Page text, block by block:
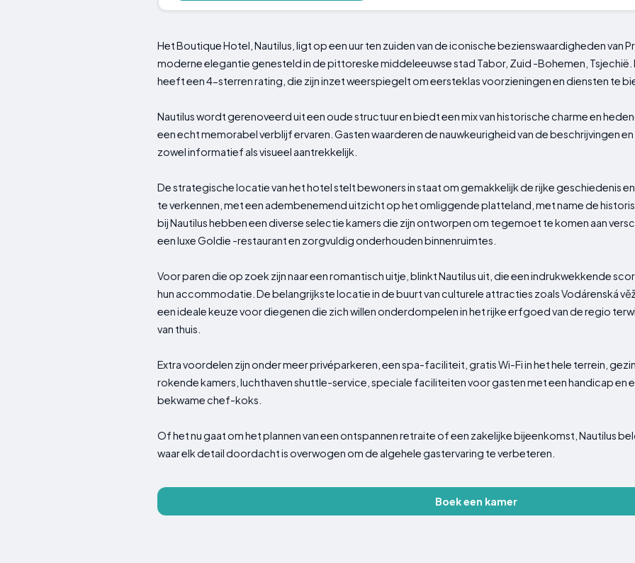
Het Boutique Hotel, Nautilus, ligt op een uur ten zuiden van de iconische bezienswaardigheden van
moderne elegantie genesteld in de pittoreske middeleeuwse stad Tabor, Zuid -Bohemen,
heeft een 4-sterren rating, die zijn inzet weerspiegelt om eersteklas voorzieningen en diensten te
Nautilus wordt gerenoveerd uit een oude structuur en biedt een mix van historische charme en
een echt memorabel verblijf ervaren. Gasten waarderen de nauwkeurigheid van de beschrijvingen
zowel informatief als visueel aantrekkelijk.
De strategische locatie van het hotel stelt bewoners in staat om gemakkelijk de rijke geschiedenis
te verkennen, met een adembenemend uitzicht op het omliggende platteland, met name de
bij Nautilus hebben een diverse selectie kamers die zijn ontworpen om tegemoet te komen aan
een luxe Goldie -restaurant en zorgvuldig onderhouden binnenruimtes.
Voor paren die op zoek zijn naar een romantisch uitje, blinkt Nautilus uit, die een indrukwekkende
hun accommodatie. De belangrijkste locatie in de buurt van culturele attracties zoals Vodárenská věž
een ideale keuze voor diegenen die zich willen onderdompelen in het rijke erfgoed van de regio
van thuis.
Extra voordelen zijn onder meer privéparkeren, een spa-faciliteit, gratis Wi-Fi in het hele terrein,
rokende kamers, luchthaven shuttle-service, speciale faciliteiten voor gasten met een handicap en
bekwame chef-koks.
Of het nu gaat om het plannen van een ontspannen retraite of een zakelijke bijeenkomst, Nautilus
waar elk detail doordacht is overwogen om de algehele gastervaring te verbeteren.
Boek een kamer